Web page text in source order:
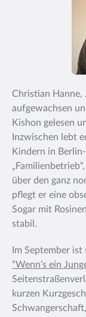
Christian Hanne,
aufgewachsen
Kishon gelesen
Inzwischen lebt
Kindern in
über den ganz
pflegt er eine
Sogar mit
stabil.
Im September ist
“Wenn’s ein
kurzen